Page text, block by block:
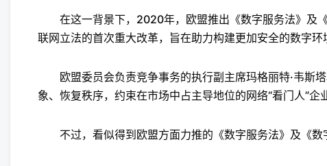
在这一背景下，2020年，欧盟推出《数字服务法》及
联网立法的首次重大改革，旨在助力构建更加安全的数字环
欧盟委员会负责竞争事务的执行副主席玛格丽特·韦斯
象、恢复秩序，约束在市场中占主导地位的网络“看门人”企业
不过，看似得到欧盟方面力推的《数字服务法》及《数